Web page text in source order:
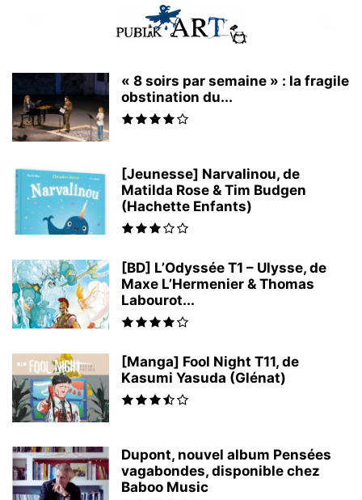
« 8 soirs par semaine » : la fragile
obstination du...
[Jeunesse] Narvalinou, de
Matilda Rose & Tim Budgen
(Hachette Enfants)
[BD] L’Odyssée T1 – Ulysse, de
Maxe L’Hermenier & Thomas
Labourot...
[Manga] Fool Night T11, de
Kasumi Yasuda (Glénat)
Dupont, nouvel album Pensées
vagabondes, disponible chez
Baboo Music